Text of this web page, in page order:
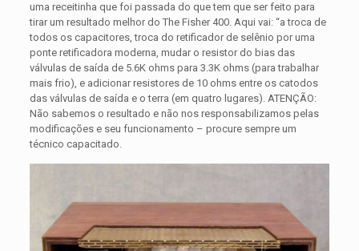
uma receitinha que foi passada do que tem que ser feito para
tirar um resultado melhor do The Fisher 400. Aqui vai: “a troca de
todos os capacitores, troca do retificador de selênio por uma
ponte retificadora moderna, mudar o resistor do bias das
válvulas de saída de 5.6K ohms para 3.3K ohms (para trabalhar
mais frio), e adicionar resistores de 10 ohms entre os catodos
das válvulas de saída e o terra (em quatro lugares). ATENÇÃO:
Não sabemos o resultado e não nos responsabilizamos pelas
modificações e seu funcionamento – procure sempre um
técnico capacitado.